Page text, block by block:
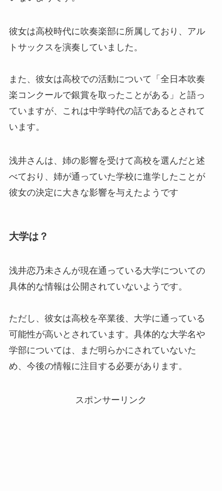
彼女は高校時代に吹奏楽部に所属しており、アル
トサックスを演奏していました。
また、彼女は高校での活動について「全日本吹奏
楽コンクールで銀賞を取ったことがある」と語っ
ていますが、これは中学時代の話であるとされて
います。
浅井さんは、姉の影響を受けて高校を選んだと述
べており、姉が通っていた学校に進学したことが
彼女の決定に大きな影響を与えたようです
大学は？
浅井恋乃未さんが現在通っている大学についての
具体的な情報は公開されていないようです。
ただし、彼女は高校を卒業後、大学に通っている
可能性が高いとされています。具体的な大学名や
学部については、まだ明らかにされていないた
め、今後の情報に注目する必要があります。
スポンサーリンク